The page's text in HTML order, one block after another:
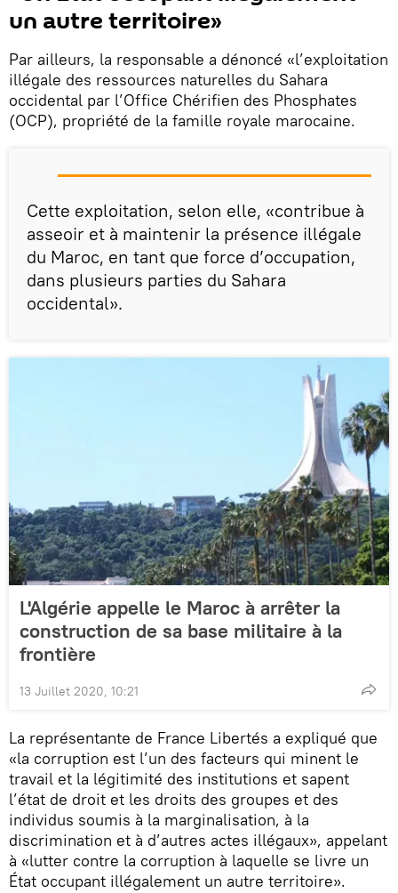
un autre territoire»
Par ailleurs, la responsable a dénoncé «l’exploitation
illégale des ressources naturelles du Sahara
occidental par l’Office Chérifien des Phosphates
(OCP), propriété de la famille royale marocaine.
Cette exploitation, selon elle, «contribue à
asseoir et à maintenir la présence illégale
du Maroc, en tant que force d’occupation,
dans plusieurs parties du Sahara
occidental».
L'Algérie appelle le Maroc à arrêter la
construction de sa base militaire à la
frontière
13 Juillet 2020, 10:21
La représentante de France Libertés a expliqué que
«la corruption est l’un des facteurs qui minent le
travail et la légitimité des institutions et sapent
l’état de droit et les droits des groupes et des
individus soumis à la marginalisation, à la
discrimination et à d’autres actes illégaux», appelant
à «lutter contre la corruption à laquelle se livre un
État occupant illégalement un autre territoire».